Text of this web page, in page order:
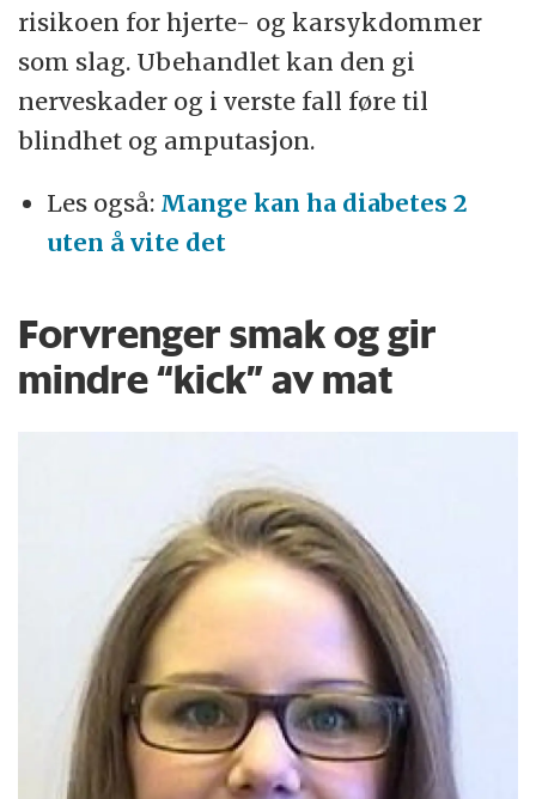
risikoen for hjerte- og karsykdommer
som slag. Ubehandlet kan den gi
nerveskader og i verste fall føre til
blindhet og amputasjon.
Les også: Mange kan ha diabetes 2
uten å vite det
Forvrenger smak og gir
mindre “kick” av mat